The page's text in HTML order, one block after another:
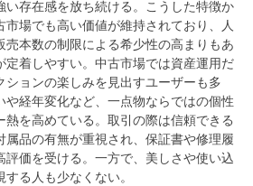
い存在感を放ち続ける。こうした特徴か
市場でも高い価値が維持されており、人
本数の制限による希少性の高まりもあ
定着しやすい。中古市場では資産運用だ
ションの楽しみを見出すユーザーも多
や経年変化など、一点物ならではの個性
熱を高めている。取引の際は信頼できる
品の有無が重視され、保証書や修理履
評価を受ける。一方で、美しさや使い込
る人も少なくない。